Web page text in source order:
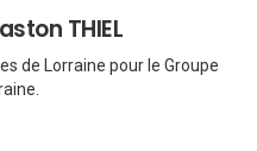
THIEL
de Lorraine pour le Groupe